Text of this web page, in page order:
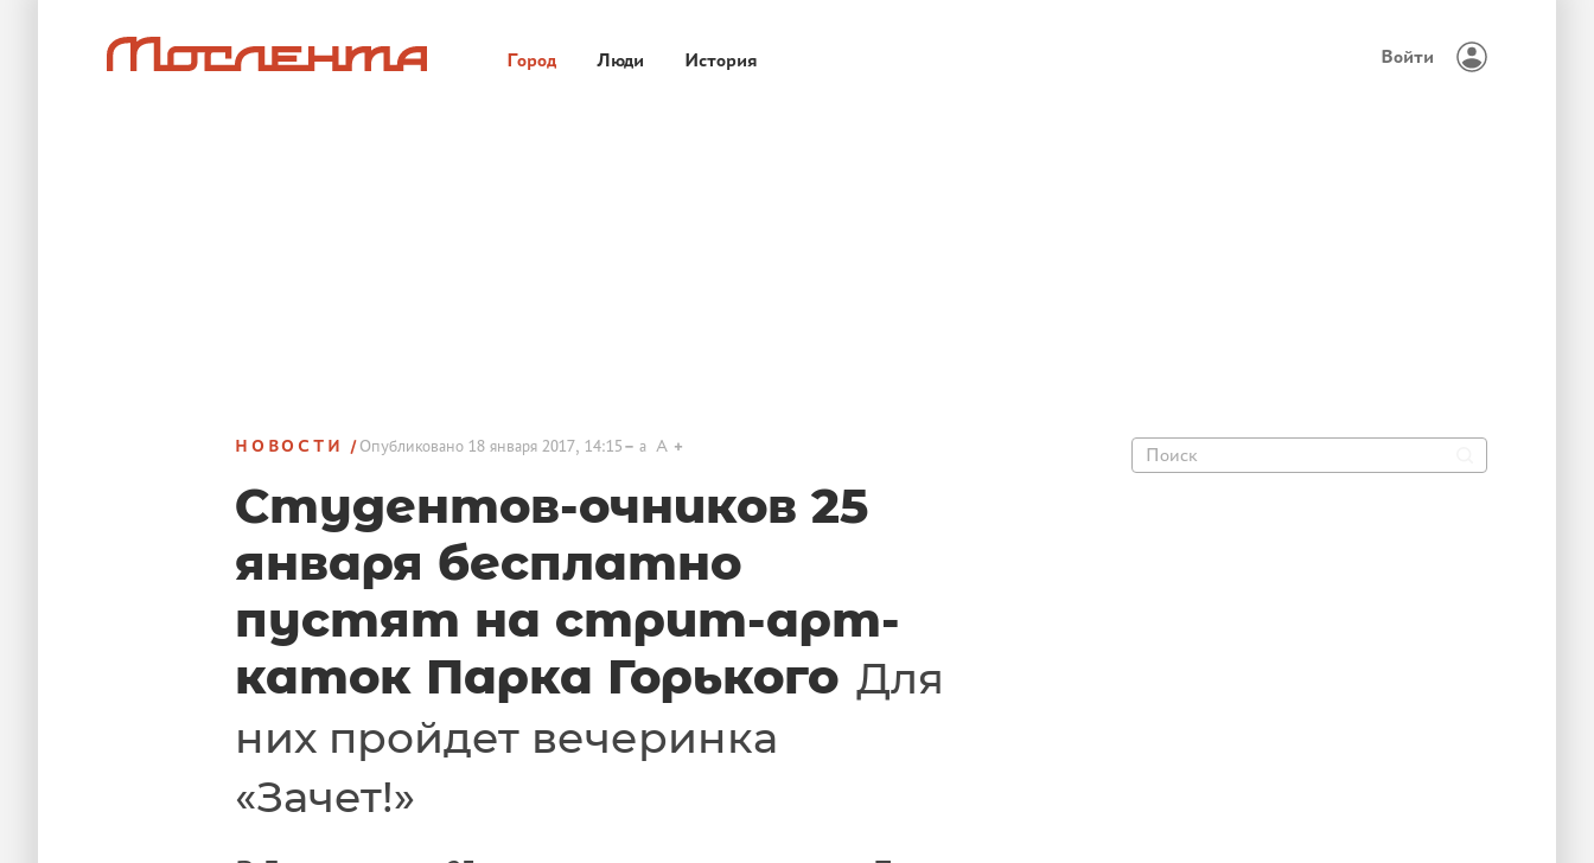
Город Люди История Войти
НОВОСТИ Опубликовано18 января 2017, 14:15 a A
Студентов-очников 25
января бесплатно
пустят на стрит-арт-
каток Парка Горького Для
них пройдет вечеринка
«Зачет!»